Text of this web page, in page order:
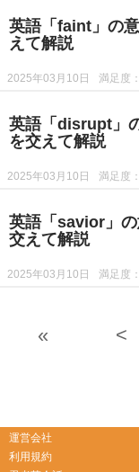
英語「faint」の
えて解説
2025年03月10日 満足度：
英語「disrupt」
を交えて解説
2025年03月10日 満足度：
英語「savior」
交えて解説
2025年03月10日 満足度：
« <
運営会社
利用規約